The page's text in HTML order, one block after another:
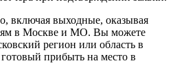
включая выходные, оказывая
в Москве и МО. Вы можете
регион или область в
прибыть на место в